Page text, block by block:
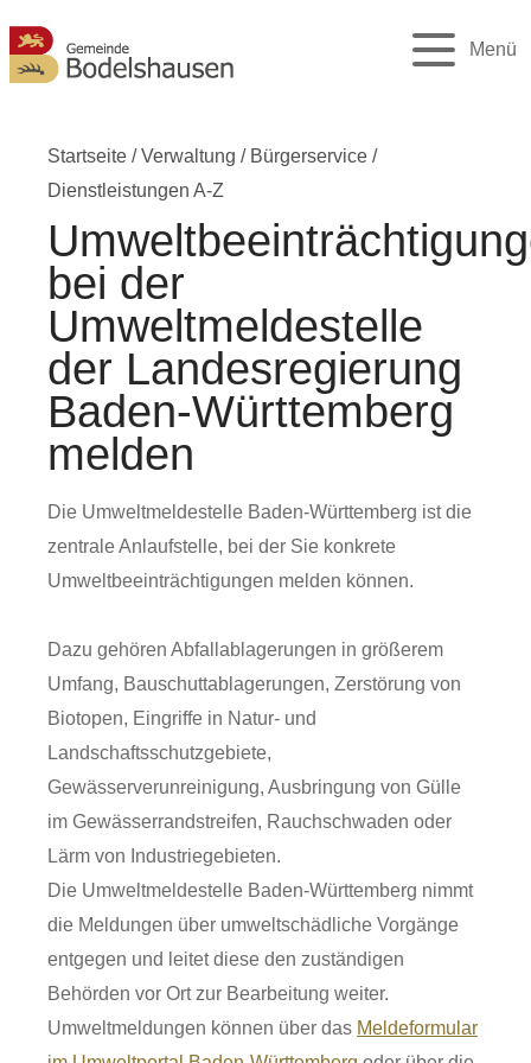
Menü
Startseite /Verwaltung / Bürgerservice /
Dienstleistungen A-Z
bei der
Umweltmeldestelle
der Landesregierung
Baden-Württemberg
melden
Die Umweltmeldestelle Baden-Württemberg ist die
zentrale Anlaufstelle, bei der Sie konkrete
Umweltbeeinträchtigungen melden können.
Dazu gehören Abfallablagerungen in größerem
Umfang, Bauschuttablagerungen, Zerstörung von
Biotopen, Eingriffe in Natur- und
Landschaftsschutzgebiete,
Gewässerverunreinigung, Ausbringung von Gülle
im Gewässerrandstreifen, Rauchschwaden oder
Lärm von Industriegebieten.
Die Umweltmeldestelle Baden-Württemberg nimmt
die Meldungen über umweltschädliche Vorgänge
entgegen und leitet diese den zuständigen
Behörden vor Ort zur Bearbeitung weiter.
Umweltmeldungen können über das Meldeformular